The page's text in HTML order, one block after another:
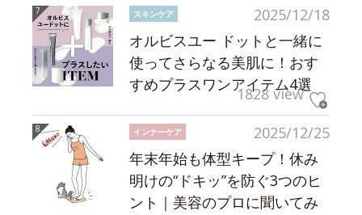
2025/12/18
スキンケア
オルビスユー ドットと一緒に
使ってさらなる美肌に！おす
すめプラスワンアイテム4選
1828 view
2025/12/25
インナーケア
年末年始も体型キープ！休み
明けの“ドキッ”を防ぐ3つのヒ
ント｜美容のプロに聞いてみ